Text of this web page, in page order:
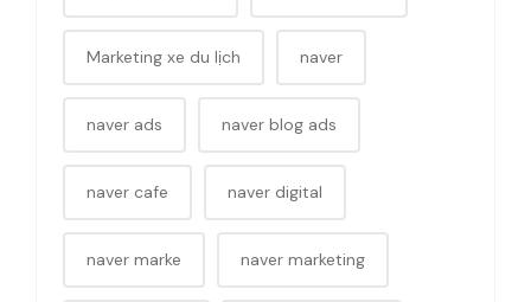
Marketing xe du lịch naver
naver ads naver blog ads
naver cafe naver digital
naver marke naver marketing